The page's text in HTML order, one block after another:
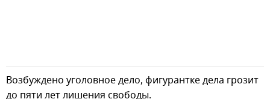
Возбуждено уголовное дело, фигурантке дела грозит
до пяти лет лишения свободы.